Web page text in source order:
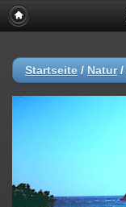
Startseite / Natur/